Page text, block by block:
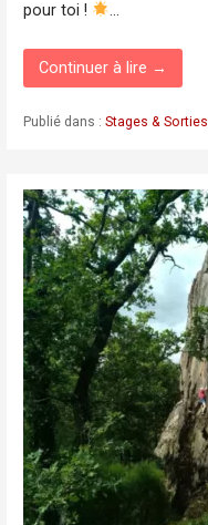
pour toi !
…
Continuer à lire →
Publié dans : Stages & Sorties